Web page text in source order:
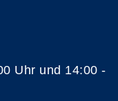
Uhr und 14:00 -